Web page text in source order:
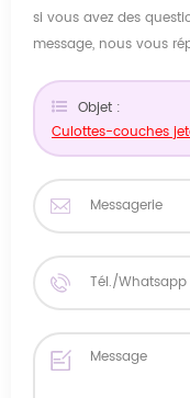
si vous avez des
message, nous vous
Objet :
Culottes-couches